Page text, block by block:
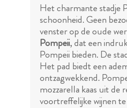
Het charmante stadje
schoonheid. Geen
venster op de oude
Pompeii, dat een
Pompeii bieden. De
Het pad biedt een
ontzagwekkend.
mozzarella kaas uit de
voortreffelijke wijnen